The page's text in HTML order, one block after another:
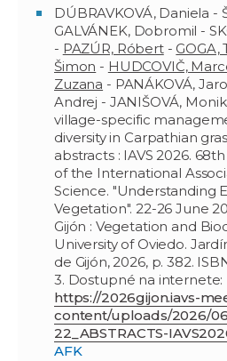
DÚBRAVKOVÁ, Daniela -
GALVÁNEK, Dobromil -
- PAZÚR, Róbert- GOGA,
Šimon - HUDCOVIČ,
Zuzana - PANÁKOVÁ,
Andrej - JANIŠOVÁ,
village-specific
diversity in Carpathian
abstracts : IAVS 2026.
of the International
Science. "Understanding
Vegetation". 22-26 June
Gijón : Vegetation and
University of Oviedo.
de Gijón, 2026, p. 382.
3. Dostupné na internete:
https://2026gijon.iavs-
content/uploads/2026/
22_ABSTRACTS-
AFK